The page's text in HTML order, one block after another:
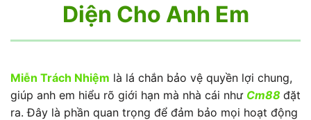
Diện Cho Anh Em
Miễn Trách Nhiệm là lá chắn bảo vệ quyền lợi chung,
giúp anh em hiểu rõ giới hạn mà nhà cái như Cm88 đặt
ra. Đây là phần quan trọng để đảm bảo mọi hoạt động